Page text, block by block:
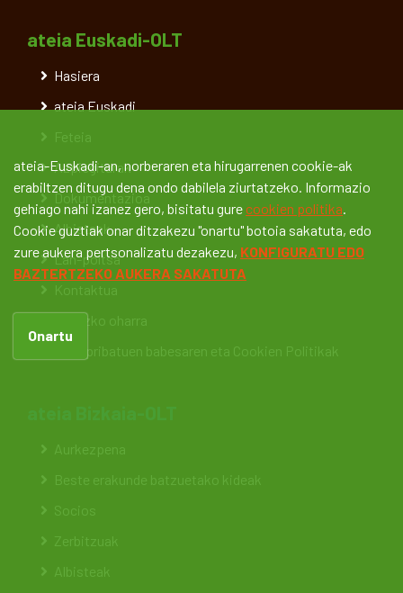
ateia Euskadi-OLT
Hasiera
ateia Euskadi
Feteia
Azpiegiturak
Dokumentazioa
Albisteak
Lan-poltsa
Kontaktua
Legezko oharra
Datu pribatuen babesaren eta Cookien Politikak
Aurkezpena
Beste erakunde batzuetako kideak
Socios
Zerbitzuak
Albisteak
ateia-Euskadi-an, norberaren eta hirugarrenen cookie-ak
erabiltzen ditugu dena ondo dabilela ziurtatzeko. Informazio
gehiago nahi izanez gero, bisitatu gure cookien politika.
Cookie guztiak onar ditzakezu "onartu" botoia sakatuta, edo
zure aukera pertsonalizatu dezakezu, KONFIGURATU EDO
BAZTERTZEKO AUKERA SAKATUTA
Onartu